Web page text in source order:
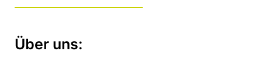
Über uns: